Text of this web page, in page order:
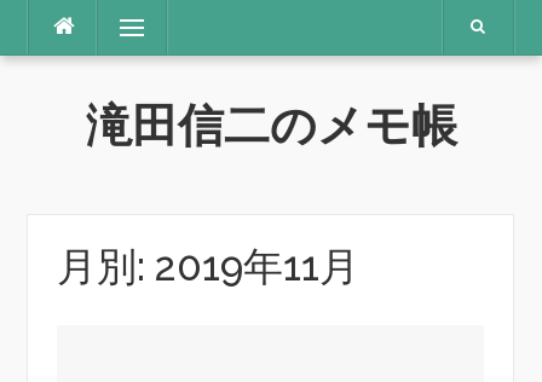
テ
メニュー
滝田信二のメモ帳
月別: 2019年11月